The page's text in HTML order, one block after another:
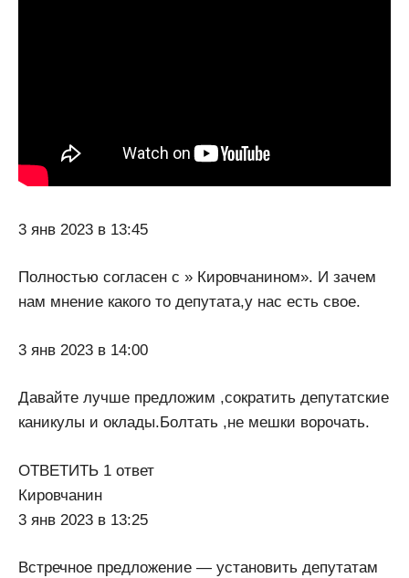
3 янв 2023 в 13:45
Полностью согласен с » Кировчанином». И зачем
нам мнение какого то депутата,у нас есть свое.
3 янв 2023 в 14:00
Давайте лучше предложим ,сократить депутатские
каникулы и оклады.Болтать ,не мешки ворочать.
ОТВЕТИТЬ 1 ответ
Кировчанин
3 янв 2023 в 13:25
Встречное предложение — установить депутатам